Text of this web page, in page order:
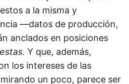
a la misma y
—datos de producción,
anclados en posiciones
. Y que, además,
los intereses de las
un poco, parece ser